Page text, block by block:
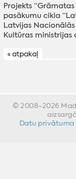
Projekts
pasākumu cikla
Latvijas
Kultūras ministrijas
« atpakaļ
© 2008-2026
Datu